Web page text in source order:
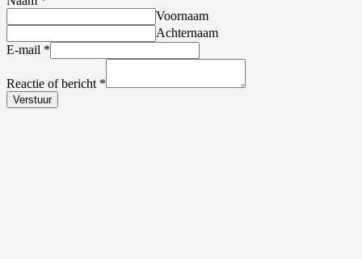
Voornaam
Achternaam
E-mail *
Reactie of bericht *
Verstuur